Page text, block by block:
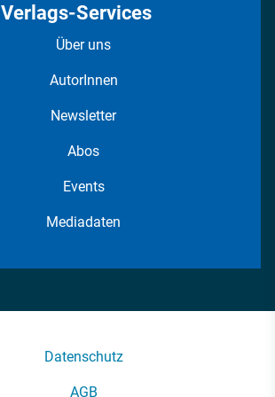
Verlags-Services
Über uns
AutorInnen
Newsletter
Abos
Events
Mediadaten
Datenschutz
AGB